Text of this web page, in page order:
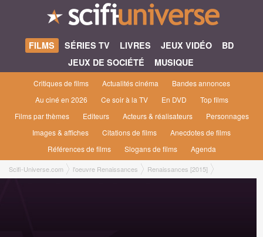
FILMS SÉRIES TV LIVRES JEUX VIDÉO
BD
JEUX DE SOCIÉTÉ
MUSIQUE
Critiques de films Actualités cinéma
Bandes annonces
Au ciné en 2026
Ce soir à la TV En DVD
Top films
Films par thèmes
Editeurs Acteurs & réalisateurs
Personnages
Images & affiches
Citations de films
Anecdotes de films
Références de films
Slogans de films Agenda
Scifi-Universe.com l'oeuvre Renaissances Renaissances [2015]